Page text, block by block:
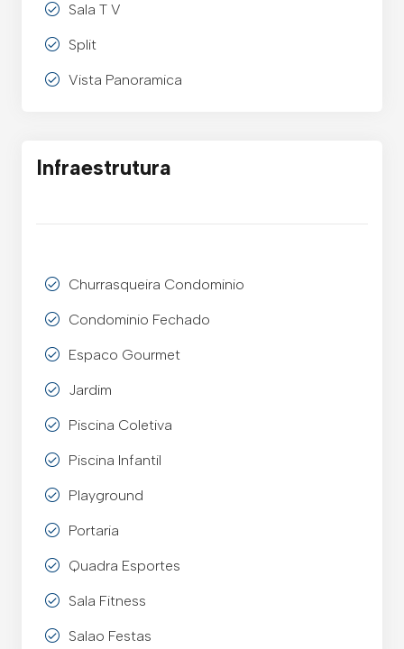
Sala T V
Split
Vista Panoramica
Infraestrutura
Churrasqueira Condominio
Condominio Fechado
Espaco Gourmet
Jardim
Piscina Coletiva
Piscina Infantil
Playground
Portaria
Quadra Esportes
Sala Fitness
Salao Festas